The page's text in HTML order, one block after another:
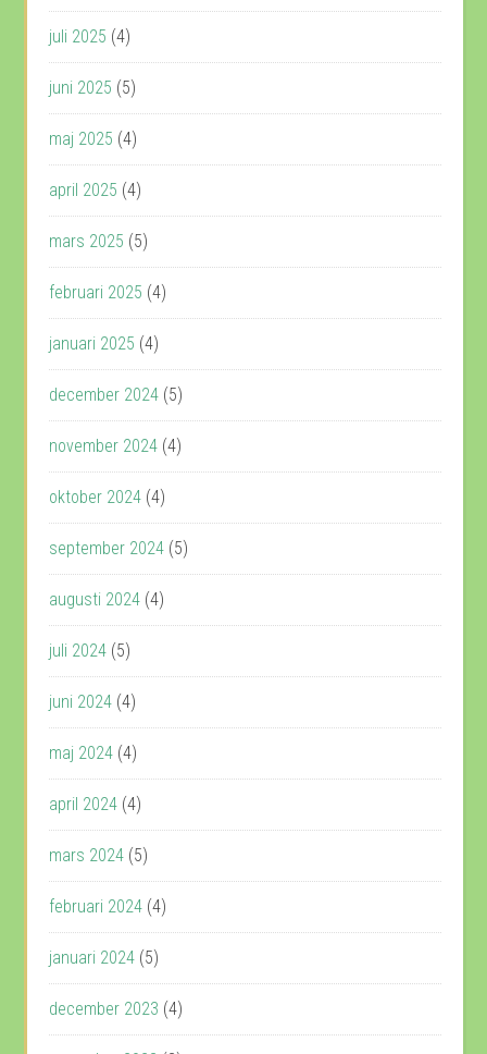
juli 2025 (4)
juni 2025 (5)
maj 2025 (4)
april 2025 (4)
mars 2025 (5)
februari 2025 (4)
januari 2025 (4)
december 2024 (5)
november 2024 (4)
oktober 2024 (4)
september 2024 (5)
augusti 2024 (4)
juli 2024 (5)
juni 2024 (4)
maj 2024 (4)
april 2024 (4)
mars 2024 (5)
februari 2024 (4)
januari 2024 (5)
december 2023 (4)